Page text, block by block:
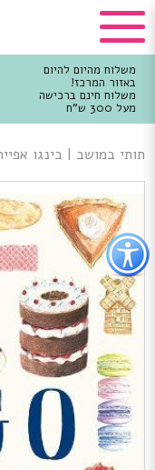
כפתור
לפתיחת
תפריט
נגישות
משלוח מהיום להיום
באזור המרכז!
משלוח חינם ברכישה
מעל 300 ש"ח
מרכזי
תותי במושב | בינגו